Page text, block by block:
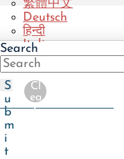
繁體中文
Deutsch
हिन्दी
Italiano
Português
(BR)
Português
(PT)
Search
S
u
b
m
i
t
Cl
ea
r